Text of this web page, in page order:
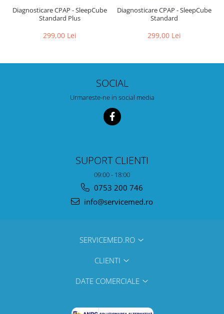
Diagnosticare CPAP - SleepCube
Standard Plus
299,00 Lei
Diagnosticare CPAP - SleepCube
Standard
299,00 Lei
SOCIAL
Urmareste-ne in social media
SUPORT CLIENTI
09:00 - 18:00
0753 200 746
info@servicemed.ro
SERVICEMED.RO
CLIENTI
DATE COMERCIALE